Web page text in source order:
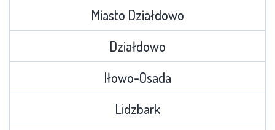
Miasto Działdowo
Działdowo
Iłowo-Osada
Lidzbark